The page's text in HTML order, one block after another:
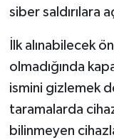
siber saldırılara
İlk alınabilecek
olmadığında
ismini gizlemek
taramalarda
bilinmeyen